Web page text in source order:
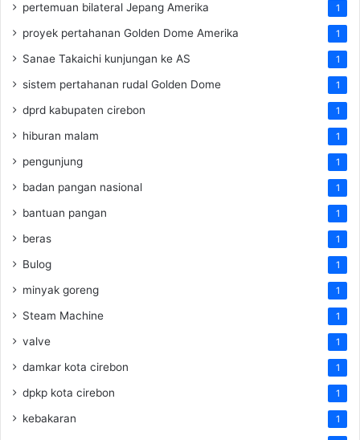
pertemuan bilateral Jepang Amerika 1
proyek pertahanan Golden Dome Amerika 1
Sanae Takaichi kunjungan ke AS 1
sistem pertahanan rudal Golden Dome 1
dprd kabupaten cirebon 1
hiburan malam 1
pengunjung 1
badan pangan nasional 1
bantuan pangan 1
beras 1
Bulog 1
minyak goreng 1
Steam Machine 1
valve 1
damkar kota cirebon 1
dpkp kota cirebon 1
kebakaran 1